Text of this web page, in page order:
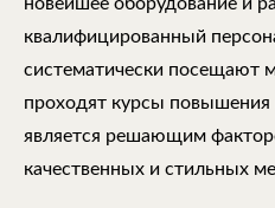
квалифицированный
систематически посещают
проходят курсы повышения
является решающим
качественных и стильных